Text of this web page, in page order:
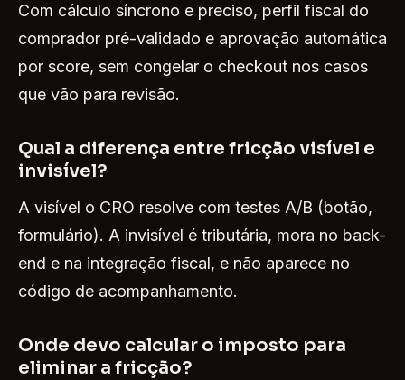
Com cálculo síncrono e preciso, perfil fiscal do
comprador pré-validado e aprovação automática
por score, sem congelar o checkout nos casos
que vão para revisão.
Qual a diferença entre fricção visível e
invisível?
A visível o CRO resolve com testes A/B (botão,
formulário). A invisível é tributária, mora no back-
end e na integração fiscal, e não aparece no
código de acompanhamento.
Onde devo calcular o imposto para
eliminar a fricção?